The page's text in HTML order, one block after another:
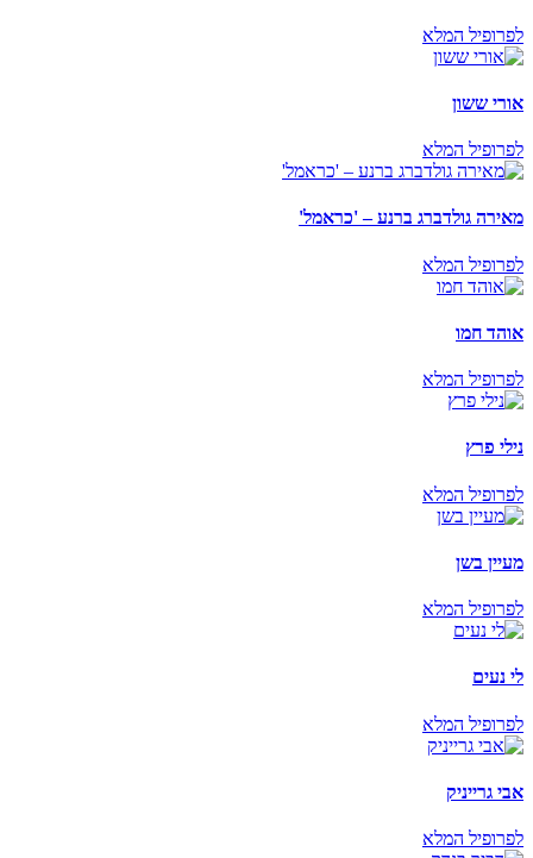
לפרופיל המלא
אורי ששון
לפרופיל המלא
מאירה גולדברג ברנע – 'כראמל'
לפרופיל המלא
אוהד חמו
לפרופיל המלא
נילי פרץ
לפרופיל המלא
מעיין בשן
לפרופיל המלא
לי נעים
לפרופיל המלא
אבי גרייניק
לפרופיל המלא